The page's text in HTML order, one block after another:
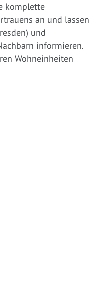
komplette
an und lassen
und
informieren.
Wohneinheiten